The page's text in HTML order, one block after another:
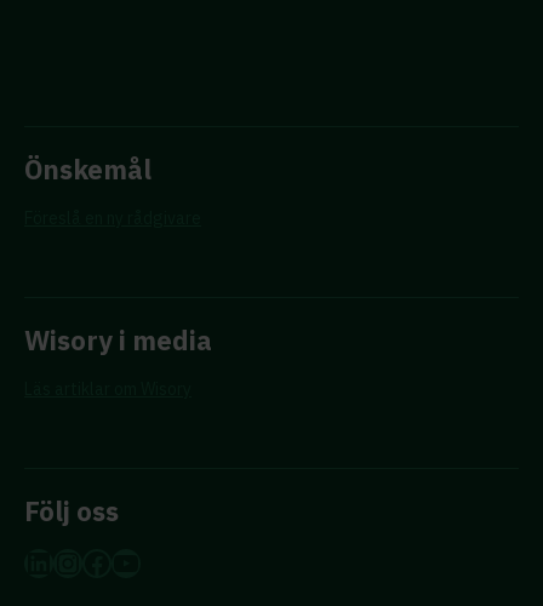
Önskemål
Wisory i media
Följ oss